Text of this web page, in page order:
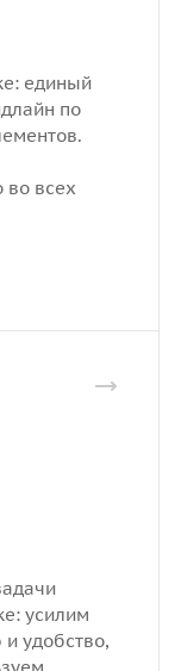
единый
по
во всех
усилим
удобство,